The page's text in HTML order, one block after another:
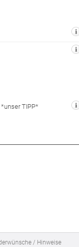
*unser TIPP*